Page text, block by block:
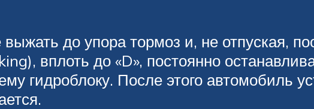
до упора тормоз и, не отпуская,
вплоть до «D», постоянно
гидроблоку. После этого автомобиль